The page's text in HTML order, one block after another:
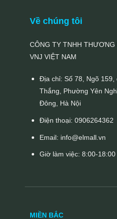
Về chúng tôi
CÔNG TY TNHH THƯƠNG
VNJ VIỆT NAM
Địa chỉ: Số 78, Ngõ
Thắng, Phường Yên
Đông, Hà Nội
Điện thoại:0906264362
Email: info@elmall.vn
Giờ làm việc: 8:00-18:00
MIỀN BẮC